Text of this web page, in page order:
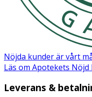
Nöjda kunder är vårt
Läs om Apotekets
Leverans &